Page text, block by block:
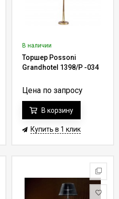
В наличии
Торшер Possoni
Grandhotel 1398/P -034
Цена по запросу
В корзину
Купить в 1 клик